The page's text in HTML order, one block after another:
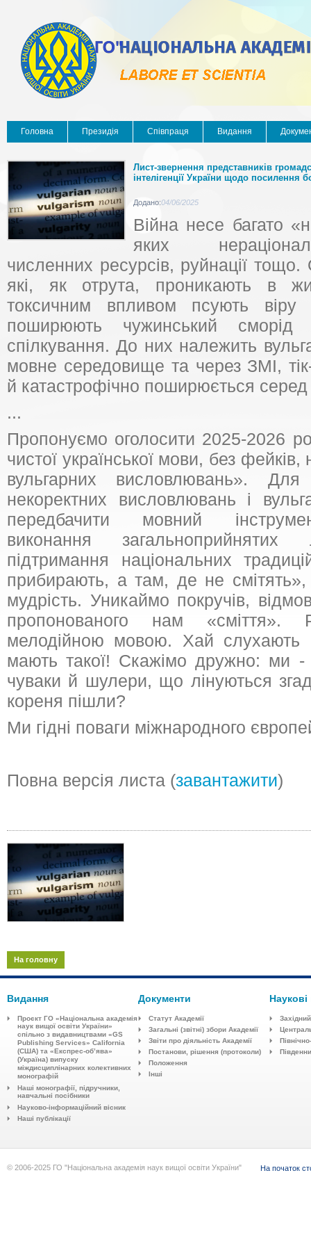
Головна Президія Співпраця Видання
Лист-звернення представників
інтелігенції України щодо посилення
Додано:04/06/2025
Війна несе багато
яких
численних ресурсів, руйнації тощо.
які, як отрута, проникають в
токсичним впливом псують
поширюють чужинський
спілкування. До них належить
мовне середовище та через ЗМІ,
й катастрофічно поширюється серед
...
Пропонуємо оголосити 2025-2026
чистої української мови, без
вульгарних висловлювань».
некоректних висловлювань і
передбачити мовний
виконання
підтримання національних
прибирають, а там, де не
мудрість. Уникаймо покручів,
пропонованого нам «сміття».
мелодійною мовою. Хай слухають
мають такої! Скажімо дружно: ми -
чуваки й шулери, що лінуються
кореня пішли?
Ми гідні поваги міжнародного
Повна версія листа (завантажити)
На головну
Видання
Проєкт ГО «Національна академія
наук вищої освіти України»
спільно з видавництвaми «GS
Publishing Services» California
(США) та «Експрес-об’ява»
(Україна) випуску
міждисциплінарних колективних
монографій
Наші монографії, підручники,
навчальні посібники
Науково-інформаційний вісник
Наші публікації
Документи
Статут Академії
Загальні (звітні) збори Академії
Звіти про діяльність Академії
Постанови, рішення (протоколи)
Положення
Інші
Західний
© 2006-2025 ГО "Національна академія наук вищої освіти України" На початок